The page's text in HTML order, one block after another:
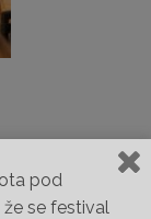
pod
se festival